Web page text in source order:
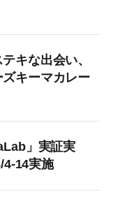
キな出会い、
キーマカレー
」実証実
4-14実施